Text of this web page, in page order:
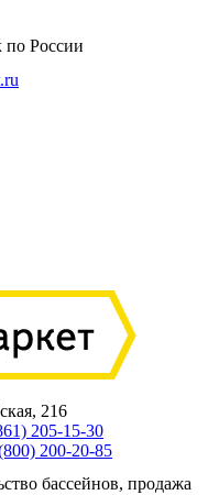
по России
216
205-15-30
200-20-85
бассейнов, продажа